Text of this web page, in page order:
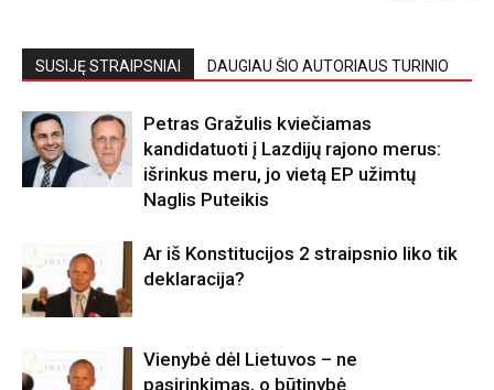
SUSIJĘ STRAIPSNIAI DAUGIAU ŠIO AUTORIAUS TURINIO
Petras Gražulis kviečiamas
kandidatuoti į Lazdijų rajono merus:
išrinkus meru, jo vietą EP užimtų
Naglis Puteikis
Ar iš Konstitucijos 2 straipsnio liko tik
deklaracija?
Vienybė dėl Lietuvos – ne
pasirinkimas, o būtinybė